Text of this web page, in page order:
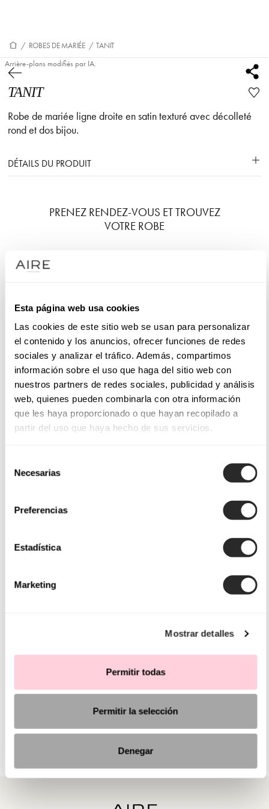
Esta página web usa cookies
Las cookies de este sitio web se usan para personalizar
el contenido y los anuncios, ofrecer funciones de redes
sociales y analizar el tráfico. Además, compartimos
información sobre el uso que haga del sitio web con
nuestros partners de redes sociales, publicidad y análisis
web, quienes pueden combinarla con otra información
que les haya proporcionado o que hayan recopilado a
partir del uso que haya hecho de sus servicios.
Necesarias
Preferencias
Estadística
Marketing
Mostrar detalles
Permitir todas
Permitir la selección
Denegar
/ ROBES DE MARIÉE / TANIT
Arrière-plans modifiés par IA.
TANIT
Robe de mariée ligne droite en satin texturé avec décolleté
rond et dos bijou.
DÉTAILS DU PRODUIT
PRENEZ RENDEZ-VOUS ET TROUVEZ
VOTRE ROBE